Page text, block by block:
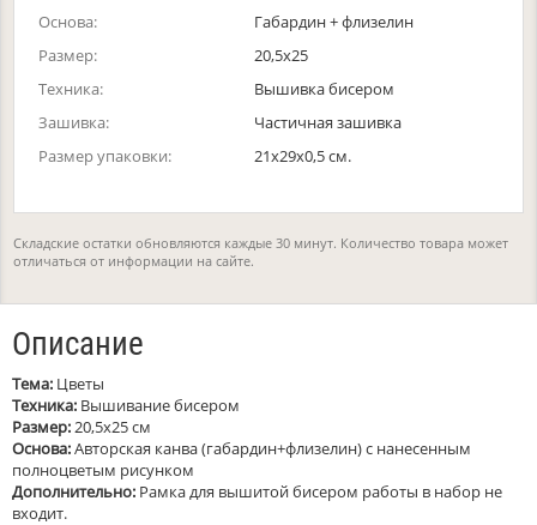
Основа:
Габардин + флизелин
Размер:
20,5х25
Техника:
Вышивка бисером
Зашивка:
Частичная зашивка
Размер упаковки:
21x29x0,5 см.
Складские остатки обновляются каждые 30 минут. Количество товара может
отличаться от информации на сайте.
Описание
Тема: Цветы
Техника: Вышивание бисером
Размер:20,5х25 см
Основа:Авторская канва (габардин+флизелин) с нанесенным
полноцветым рисунком
Дополнительно: Рамка для вышитой бисером работы в набор не
входит.